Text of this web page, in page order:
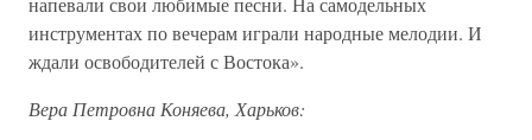
инструментах по вечерам играли народные мелодии. И
ждали освободителей с Востока».
Вера Петровна Коняева, Харьков: